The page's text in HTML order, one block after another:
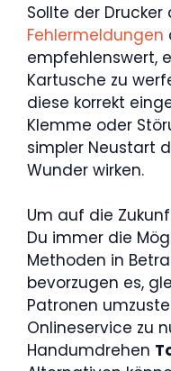
Sollte der Drucker
Fehlermeldungen
empfehlenswert,
Kartusche zu
diese korrekt
Klemme oder
simpler Neustart
Wunder wirken.
Um auf die
Du immer die
Methoden in
bevorzugen es,
Patronen
Onlineservice zu
Handumdrehen